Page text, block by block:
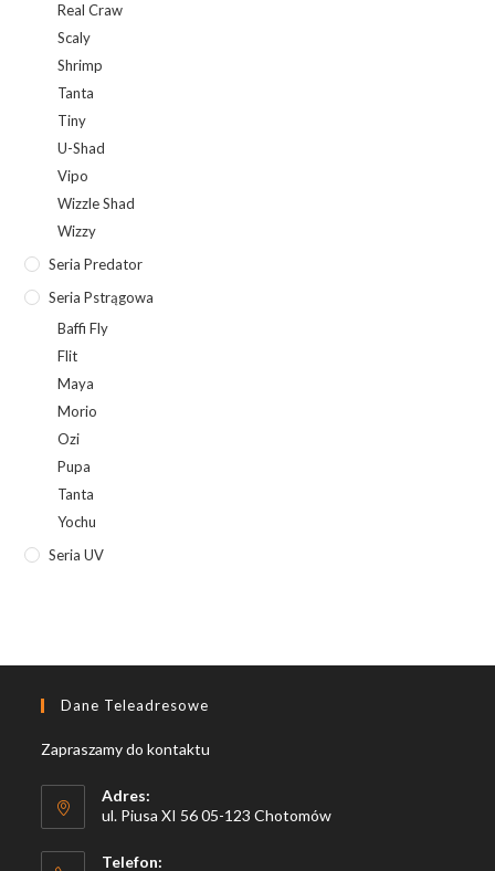
Real Craw
Scaly
Shrimp
Tanta
Tiny
U-Shad
Vipo
Wizzle Shad
Wizzy
Seria Predator
Seria Pstrągowa
Baffi Fly
Flit
Maya
Morio
Ozi
Pupa
Tanta
Yochu
Seria UV
Dane Teleadresowe
Zapraszamy do kontaktu
Adres:
ul. Piusa XI 56 05-123 Chotomów
Telefon: